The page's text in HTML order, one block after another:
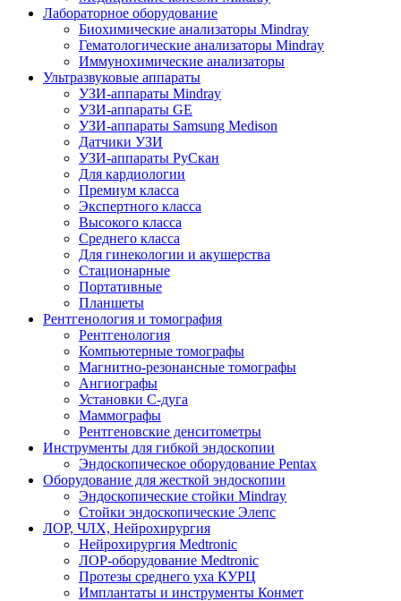
Лабораторное оборудование
Биохимические анализаторы Mindray
Гематологические анализаторы Mindray
Иммунохимические анализаторы
Ультразвуковые аппараты
УЗИ-аппараты Mindray
УЗИ-аппараты GE
УЗИ-аппараты Samsung Medison
Датчики УЗИ
УЗИ-аппараты РуСкан
Для кардиологии
Премиум класса
Экспертного класса
Высокого класса
Среднего класса
Для гинекологии и акушерства
Стационарные
Портативные
Планшеты
Рентгенология и томография
Рентгенология
Компьютерные томографы
Магнитно-резонансные томографы
Ангиографы
Установки С-дуга
Маммографы
Рентгеновские денситометры
Инструменты для гибкой эндоскопии
Эндоскопическое оборудование Pentax
Оборудование для жесткой эндоскопии
Эндоскопические стойки Mindray
Стойки эндоскопические Элепс
ЛОР, ЧЛХ, Нейрохирургия
Нейрохирургия Medtronic
ЛОР-оборудование Medtronic
Протезы среднего уха КУРЦ
Имплантаты и инструменты Конмет